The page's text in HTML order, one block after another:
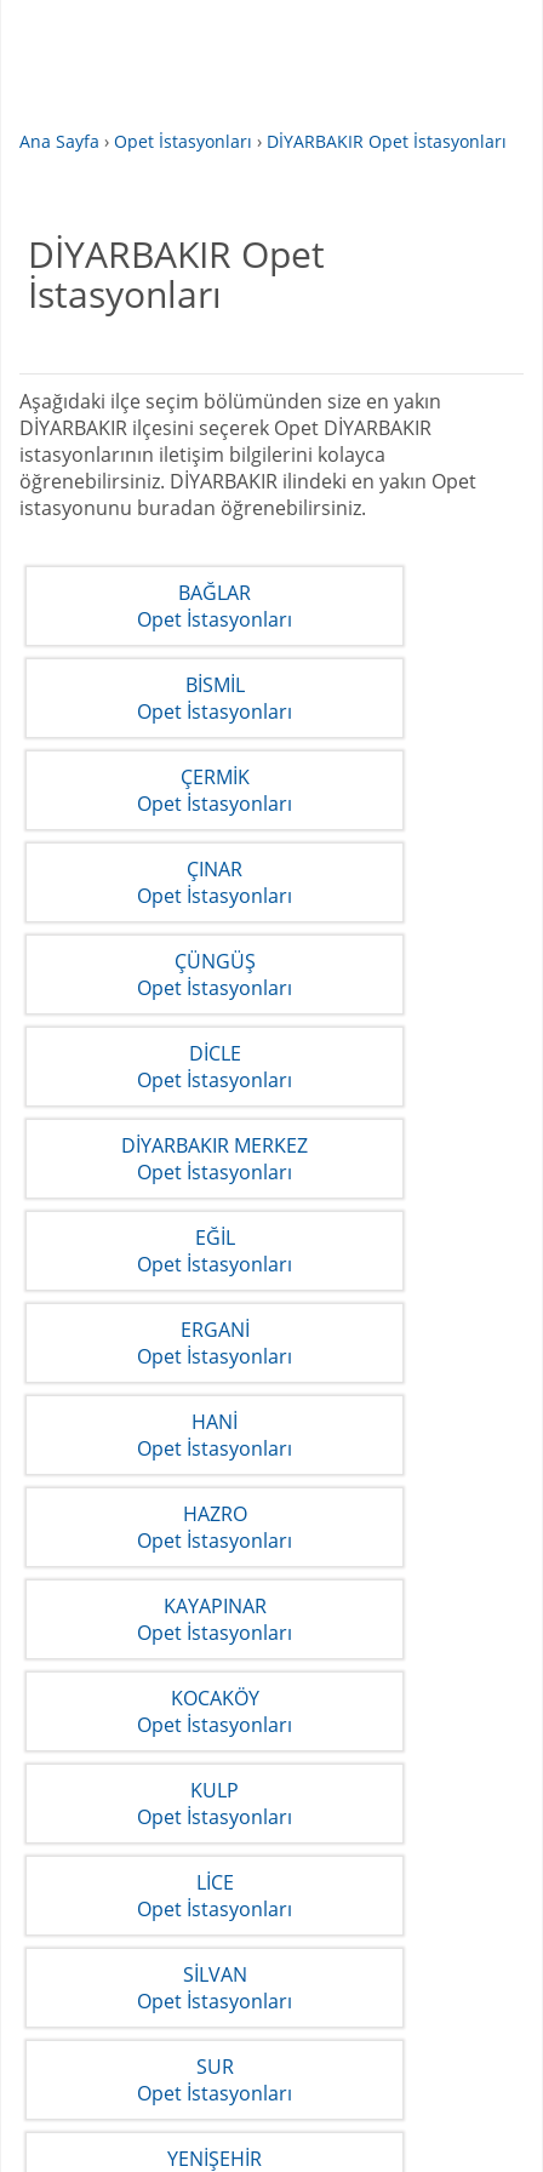
Ana Sayfa › Opet İstasyonları › DİYARBAKIR Opet İstasyonları
DİYARBAKIR Opet
İstasyonları
Aşağıdaki ilçe seçim bölümünden size en yakın
DİYARBAKIR ilçesini seçerek Opet DİYARBAKIR
istasyonlarının iletişim bilgilerini kolayca
öğrenebilirsiniz. DİYARBAKIR ilindeki en yakın Opet
istasyonunu buradan öğrenebilirsiniz.
BAĞLAR
Opet İstasyonları
BİSMİL
Opet İstasyonları
ÇERMİK
Opet İstasyonları
ÇINAR
Opet İstasyonları
ÇÜNGÜŞ
Opet İstasyonları
DİCLE
Opet İstasyonları
DİYARBAKIR MERKEZ
Opet İstasyonları
EĞİL
Opet İstasyonları
ERGANİ
Opet İstasyonları
HANİ
Opet İstasyonları
HAZRO
Opet İstasyonları
KAYAPINAR
Opet İstasyonları
KOCAKÖY
Opet İstasyonları
KULP
Opet İstasyonları
LİCE
Opet İstasyonları
SİLVAN
Opet İstasyonları
SUR
Opet İstasyonları
YENİŞEHİR